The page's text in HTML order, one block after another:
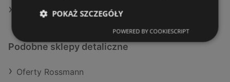
Aktualne gazetki Drogeria Jasmin
Podobne sklepy detaliczne
Oferty Rossmann
POKAŻ SZCZEGÓŁY
POWERED BY COOKIESCRIPT